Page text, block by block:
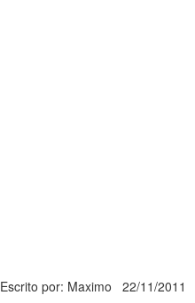
Escrito por: Maximo 22/11/2011